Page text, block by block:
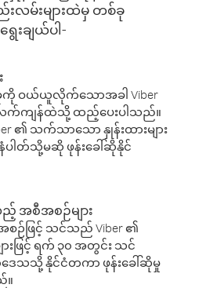
လမ်းများထဲမှ တစ်ခု
ေးချယ်ပါ-
ဝယ်ယူလိုက်သောအခါ Viber
က်ကျန်ထဲသို့ ထည့်ပေးပါသည်။
၏ သက်သာသော နှုန်းထားများ
ပါတ်သို့မဆို ဖုန်းခေါ်ဆိုနိုင်
အစီအစဉ်များ
စဉ်ဖြင့် သင်သည် Viber ၏
းဖြင့် ရက် ၃၀ အတွင်း သင်
ေသသို့ နိုင်ငံတကာ ဖုန်းခေါ်ဆိုမှု
။